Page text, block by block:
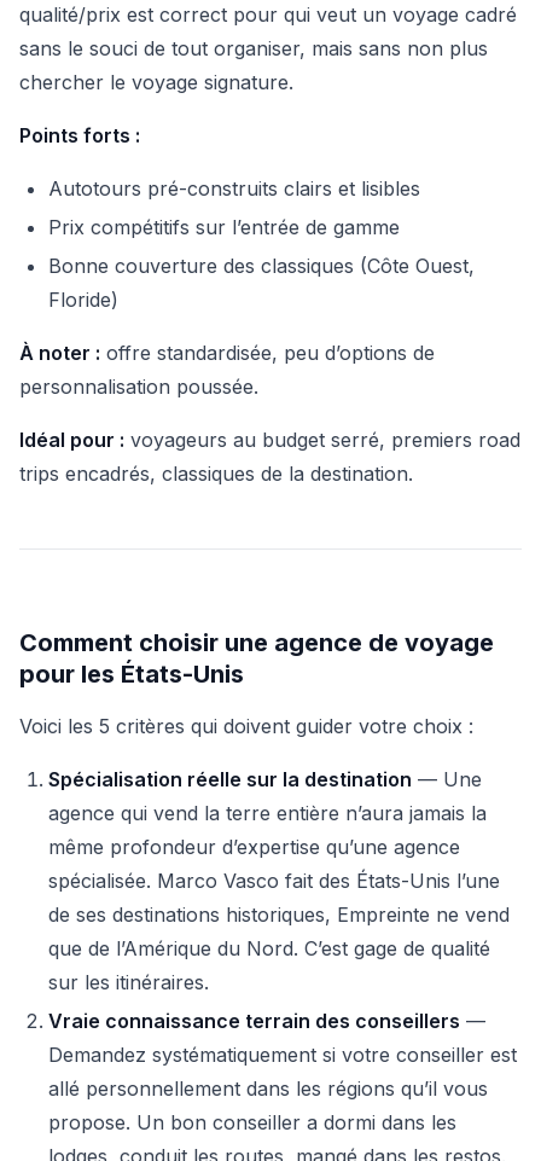
qualité/prix est correct pour qui veut un voyage cadré
sans le souci de tout organiser, mais sans non plus
chercher le voyage signature.
Points forts :
Autotours pré-construits clairs et lisibles
Prix compétitifs sur l’entrée de gamme
Bonne couverture des classiques (Côte Ouest,
Floride)
À noter : offre standardisée, peu d’options de
personnalisation poussée.
Idéal pour : voyageurs au budget serré, premiers road
trips encadrés, classiques de la destination.
Comment choisir une agence de voyage
pour les États-Unis
Voici les 5 critères qui doivent guider votre choix :
Spécialisation réelle sur la destination — Une
agence qui vend la terre entière n’aura jamais la
même profondeur d’expertise qu’une agence
spécialisée. Marco Vasco fait des États-Unis l’une
de ses destinations historiques, Empreinte ne vend
que de l’Amérique du Nord. C’est gage de qualité
sur les itinéraires.
Vraie connaissance terrain des conseillers —
Demandez systématiquement si votre conseiller est
allé personnellement dans les régions qu’il vous
propose. Un bon conseiller a dormi dans les
lodges, conduit les routes, mangé dans les restos.